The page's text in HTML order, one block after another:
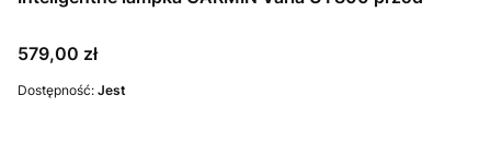
Cena
579,00 zł
Dostępność: Jest